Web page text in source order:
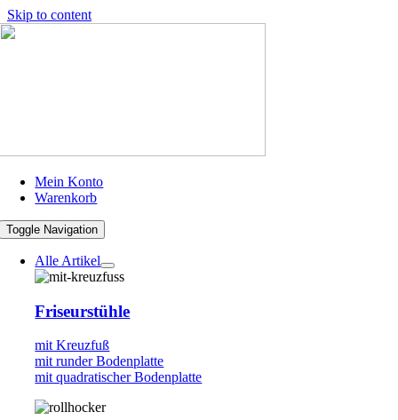
Skip to content
Mein Konto
Warenkorb
Toggle Navigation
Alle Artikel
Friseurstühle
mit Kreuzfuß
mit runder Bodenplatte
mit quadratischer Bodenplatte